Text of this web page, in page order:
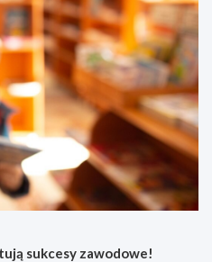
sukcesy zawodowe!